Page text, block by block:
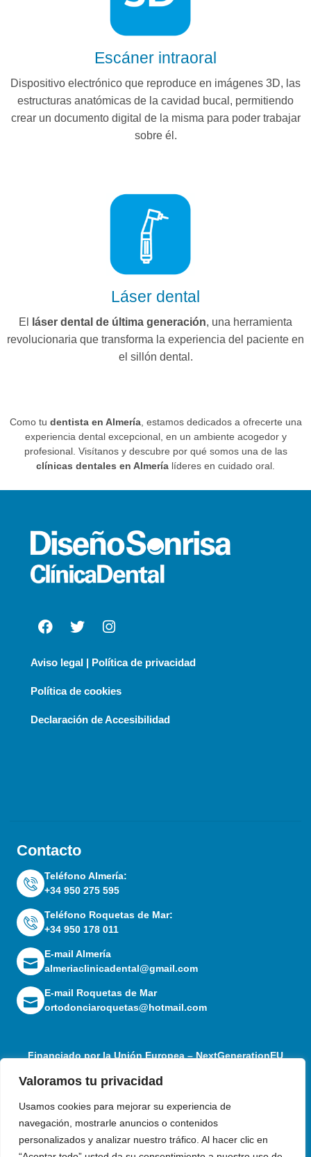
Valoramos tu privacidad
Usamos cookies para mejorar su experiencia de
navegación, mostrarle anuncios o contenidos
personalizados y analizar nuestro tráfico. Al hacer clic en
Escáner intraoral
Dispositivo electrónico que reproduce en imágenes 3D, las
estructuras anatómicas de la cavidad bucal, permitiendo
crear un documento digital de la misma para poder trabajar
sobre él.
Láser dental
El láser dental de última generación, una herramienta
revolucionaria que transforma la experiencia del paciente en
el sillón dental.
Como tu dentista en Almería, estamos dedicados a ofrecerte una
experiencia dental excepcional, en un ambiente acogedor y
profesional. Visítanos y descubre por qué somos una de las
clínicas dentales en Almería líderes en cuidado oral.
Contacto
Teléfono Almería:
+34 950 275 595
Teléfono Roquetas de Mar:
+34 950 178 011
E-mail Almería
almeriaclinicadental@gmail.com
E-mail Roquetas de Mar
ortodonciaroquetas@hotmail.com
Aviso legal | Política de privacidad
Política de cookies
Declaración de Accesibilidad
Financiado por la Unión Europea – NextGenerationEU